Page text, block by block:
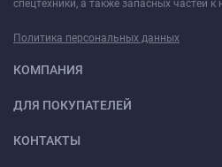
спецтехники, а также запасных частей к
Политика персональных данных
КОМПАНИЯ
ДЛЯ ПОКУПАТЕЛЕЙ
КОНТАКТЫ